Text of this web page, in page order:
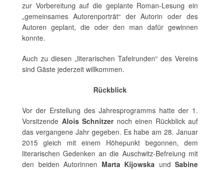
zur Vorbereitung auf die geplante Roman-Lesung ein
„gemeinsames Autorenporträt“ der Autorin oder des
Autoren geplant, die oder den man dafür gewinnen
konnte.
Auch zu diesen „literarischen Tafelrunden“ des Vereins
sind Gäste jederzeit willkommen.
Rückblick
Vor der Erstellung des Jahresprogramms hatte der 1.
Vorsitzende Alois Schnitzernoch einen Rückblick auf
das vergangene Jahr gegeben. Es habe am 28. Januar
2015 gleich mit einem Höhepunkt begonnen, dem
literarischen Gedenken an die Auschwitz-Befreiung mit
den beiden Autorinnen Marta Kijowska und Sabine